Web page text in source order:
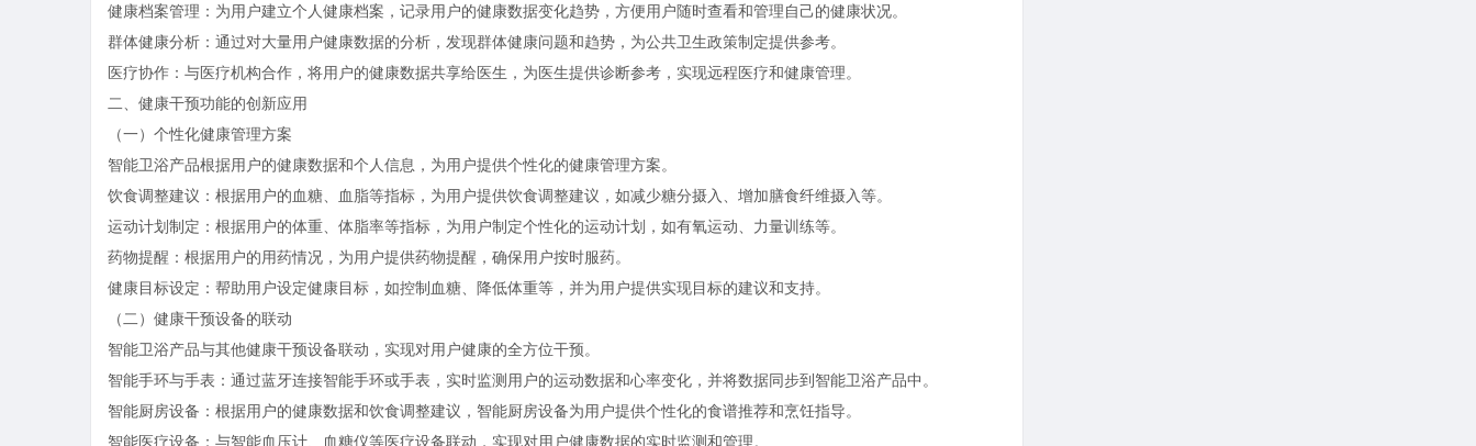
健康档案管理：为用户建立个人健康档案，记录用户的健康数据变化趋势，方便用户随时查看和管理自己的健康状况。
群体健康分析：通过对大量用户健康数据的分析，发现群体健康问题和趋势，为公共卫生政策制定提供参考。
医疗协作：与医疗机构合作，将用户的健康数据共享给医生，为医生提供诊断参考，实现远程医疗和健康管理。
二、健康干预功能的创新应用
（一）个性化健康管理方案
智能卫浴产品根据用户的健康数据和个人信息，为用户提供个性化的健康管理方案。
饮食调整建议：根据用户的血糖、血脂等指标，为用户提供饮食调整建议，如减少糖分摄入、增加膳食纤维摄入等。
运动计划制定：根据用户的体重、体脂率等指标，为用户制定个性化的运动计划，如有氧运动、力量训练等。
药物提醒：根据用户的用药情况，为用户提供药物提醒，确保用户按时服药。
健康目标设定：帮助用户设定健康目标，如控制血糖、降低体重等，并为用户提供实现目标的建议和支持。
（二）健康干预设备的联动
智能卫浴产品与其他健康干预设备联动，实现对用户健康的全方位干预。
智能手环与手表：通过蓝牙连接智能手环或手表，实时监测用户的运动数据和心率变化，并将数据同步到智能卫浴产品中。
智能厨房设备：根据用户的健康数据和饮食调整建议，智能厨房设备为用户提供个性化的食谱推荐和烹饪指导。
智能医疗设备：与智能血压计、血糖仪等医疗设备联动，实现对用户健康数据的实时监测和管理。